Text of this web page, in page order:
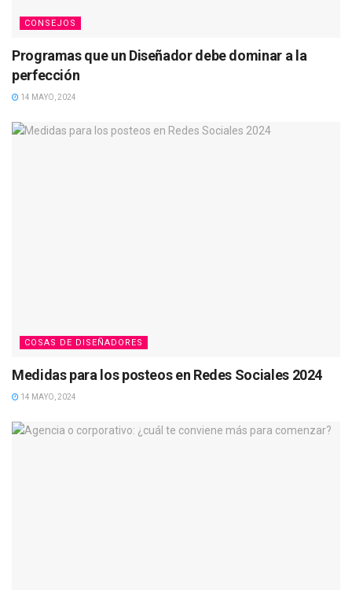
CONSEJOS
Programas que un Diseñador debe dominar a la
perfección
14 MAYO, 2024
COSAS DE DISEÑADORES
Medidas para los posteos en Redes Sociales 2024
14 MAYO, 2024